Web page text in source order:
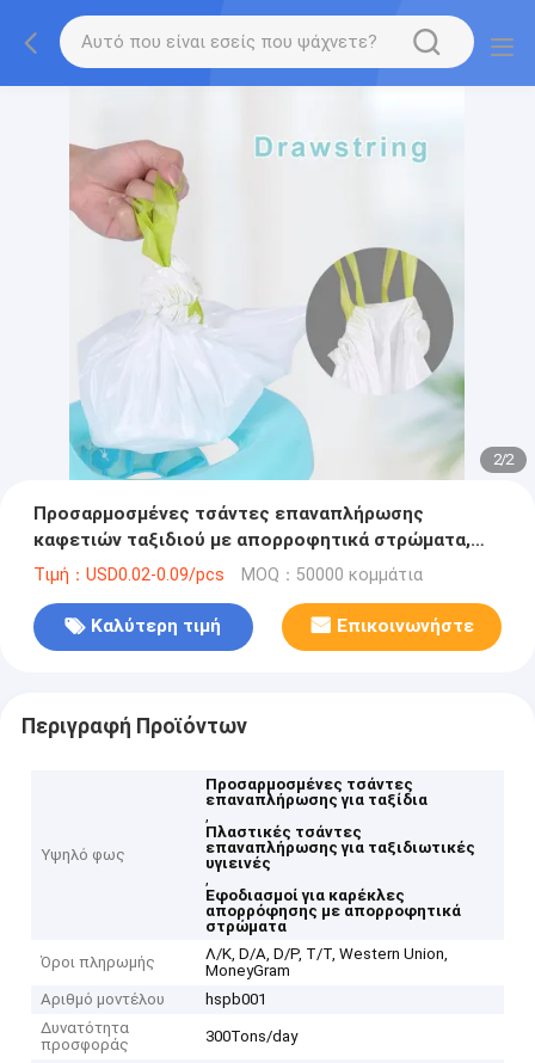
2/2
Προσαρμοσμένες τσάντες επαναπλήρωσης
καφετιών ταξιδιού με απορροφητικά στρώματα,
περιστροφές καρέκλας καφετιών μιας χρήσης
Τιμή：USD0.02-0.09/pcs MOQ：50000 κομμάτια
Καλύτερη τιμή Επικοινωνήστε
Περιγραφή Προϊόντων
Υψηλό φως
Προσαρμοσμένες τσάντες
επαναπλήρωσης για ταξίδια
,
Πλαστικές τσάντες
επαναπλήρωσης για ταξιδιωτικές
υγιεινές
,
Εφοδιασμοί για καρέκλες
απορρόφησης με απορροφητικά
στρώματα
Όροι πληρωμής
Λ/Κ, D/A, D/P, T/T, Western Union,
MoneyGram
Αριθμό μοντέλου
hspb001
Δυνατότητα
προσφοράς
300Tons/day